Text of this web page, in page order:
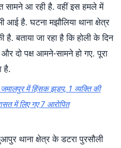
सामने आ रही है. वहीं इस हमले में
आई है. घटना मझौलिया थाना क्षेत्र
बताया जा रहा है कि होली के दिन
दो पक्ष आमने-सामने हो गए. पूरा
है.
में हिंसक झड़प, 1 व्यक्ति की
में लिए गए 7 आरोपित
थाना क्षेत्र के डटरा पुरसौली